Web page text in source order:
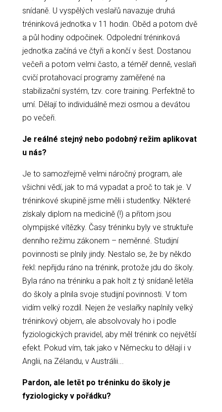
snídaně. U vyspělých veslařů navazuje druhá
tréninková jednotka v 11 hodin. Oběd a potom dvě
a půl hodiny odpočinek. Odpolední tréninková
jednotka začíná ve čtyři a končí v šest. Dostanou
večeři a potom velmi často, a téměř denně, veslaři
cvičí protahovací programy zaměřené na
stabilizační systém, tzv. core training. Perfektně to
umí. Dělají to individuálně mezi osmou a devátou
po večeři.
Je reálné stejný nebo podobný režim aplikovat
u nás?
Je to samozřejmě velmi náročný program, ale
všichni vědí, jak to má vypadat a proč to tak je. V
tréninkové skupině jsme měli i studentky. Některé
získaly diplom na medicíně (!) a přitom jsou
olympijské vítězky. Časy tréninku byly ve struktuře
denního režimu zákonem – neměnné. Studijní
povinnosti se plnily jindy. Nestalo se, že by někdo
řekl: nepřijdu ráno na trénink, protože jdu do školy.
Byla ráno na tréninku a pak holt z tý snídaně letěla
do školy a plnila svoje studijní povinnosti. V tom
vidím velký rozdíl. Nejen že veslařky naplnily velký
tréninkový objem, ale absolvovaly ho i podle
fyziologických pravidel, aby měl trénink co největší
efekt. Pokud vím, tak jako v Německu to dělají i v
Anglii, na Zélandu, v Austrálii...
Pardon, ale letět po tréninku do školy je
fyziologicky v pořádku?